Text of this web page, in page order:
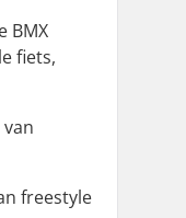
BMX
fiets,
freestyle